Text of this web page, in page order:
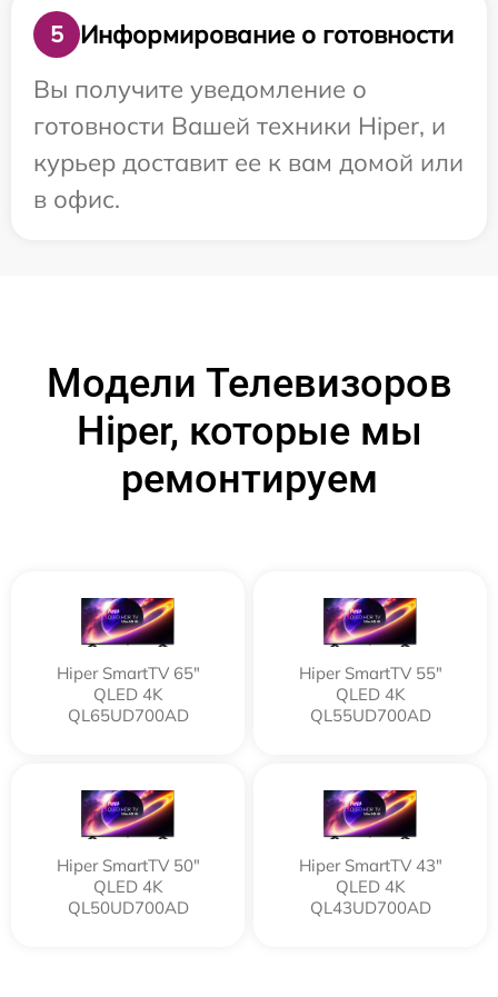
5
Информирование о готовности
Вы получите уведомление о
готовности Вашей техники Hiper, и
курьер доставит ее к вам домой или
в офис.
Модели Телевизоров
Hiper, которые мы
ремонтируем
Hiper SmartTV 65"
QLED 4K
QL65UD700AD
Hiper SmartTV 55"
QLED 4K
QL55UD700AD
Hiper SmartTV 50"
QLED 4K
QL50UD700AD
Hiper SmartTV 43"
QLED 4K
QL43UD700AD